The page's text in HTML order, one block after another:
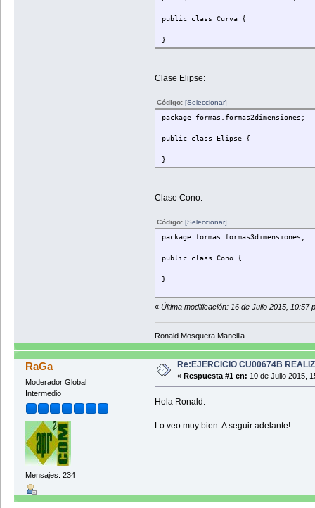
public class Curva {
}
Clase Elipse:
Código: [Seleccionar]
package formas.formas2dimensiones;
public class Elipse {
}
Clase Cono:
Código: [Seleccionar]
package formas.formas3dimensiones;
public class Cono {
}
« Última modificación: 16 de Julio 2015, 10:57
Ronald Mosquera Mancilla
RaGa
Moderador Global
Intermedio
Mensajes: 234
Re:EJERCICIO CU00674B
« Respuesta #1 en: 10 de Julio 2015,
Hola Ronald:
Lo veo muy bien. A seguir adelante!